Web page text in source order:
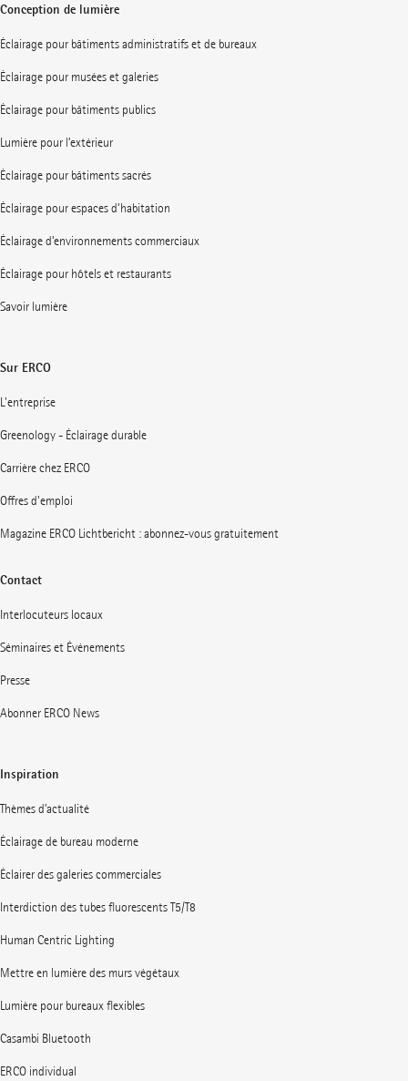
Conception de lumière
Éclairage pour bâtiments administratifs et de bureaux
Éclairage pour musées et galeries
Éclairage pour bâtiments publics
Lumière pour l’extérieur
Éclairage pour bâtiments sacrés
Éclairage pour espaces d’habitation
Éclairage d’environnements commerciaux
Éclairage pour hôtels et restaurants
Savoir lumière
Sur ERCO
L'entreprise
Greenology - Éclairage durable
Carrière chez ERCO
Offres d'emploi
Magazine ERCO Lichtbericht : abonnez-vous gratuitement
Contact
Interlocuteurs locaux
Séminaires et Événements
Presse
Abonner ERCO News
Inspiration
Thèmes d’actualité
Éclairage de bureau moderne
Éclairer des galeries commerciales
Interdiction des tubes fluorescents T5/T8
Human Centric Lighting
Mettre en lumière des murs végétaux
Lumière pour bureaux flexibles
Casambi Bluetooth
ERCO individual